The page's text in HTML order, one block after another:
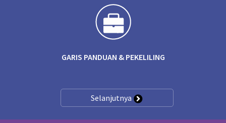
GARIS PANDUAN & PEKELILING
Selanjutnya